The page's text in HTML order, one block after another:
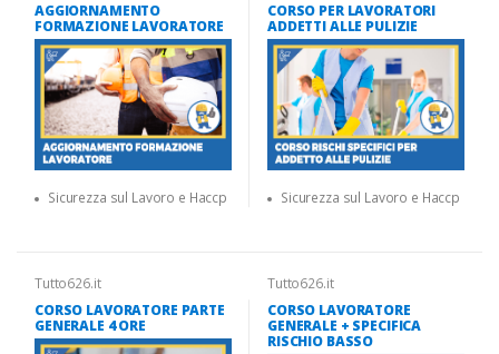
AGGIORNAMENTO
FORMAZIONE LAVORATORE
Sicurezza sul Lavoro e Haccp
CORSO PER LAVORATORI
ADDETTI ALLE PULIZIE
Sicurezza sul Lavoro e Haccp
Tutto626.it
CORSO LAVORATORE PARTE
GENERALE 4 ORE
Tutto626.it
CORSO LAVORATORE
GENERALE + SPECIFICA
RISCHIO BASSO